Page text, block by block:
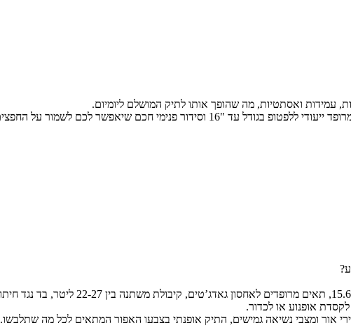
לכם לשמור על החפצים שלכם מאורגנים ונגישים.
אופנוע או לכדור.
אור ומצבי נשיאה גמישים, התיק אופנתי בצבעו האפור המתאים לכל מה שתלבשו.